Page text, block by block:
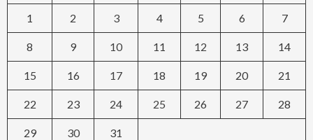
1 2 3 4 5 6 7
8 9 10 11 12 13 14
15 16 17 18 19 20 21
22 23 24 25 26 27 28
29 30 31